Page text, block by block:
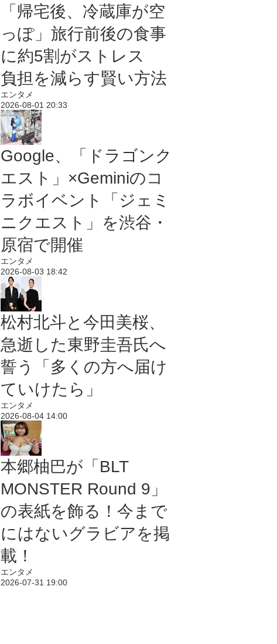
「帰宅後、冷蔵庫が空
っぽ」旅行前後の食事
に約5割がストレス
負担を減らす賢い方法
エンタメ
2026-08-01 20:33
Google、「ドラゴンク
エスト」×Geminiのコ
ラボイベント「ジェミ
ニクエスト」を渋谷・
原宿で開催
エンタメ
2026-08-03 18:42
松村北斗と今田美桜、
急逝した東野圭吾氏へ
誓う「多くの方へ届け
ていけたら」
エンタメ
2026-08-04 14:00
本郷柚巴が「BLT
MONSTER Round 9」
の表紙を飾る！今まで
にはないグラビアを掲
載！
エンタメ
2026-07-31 19:00